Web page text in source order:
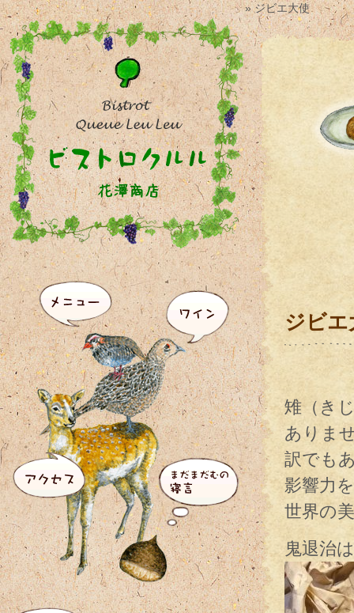
» ジビエ大使
ジビエ
雉（き
ありま
訳でも
影響力
世界の
鬼退治